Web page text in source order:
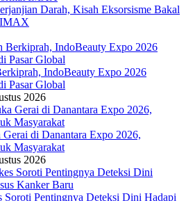
Darah, Kisah Eksorsisme Bakal
IMAX
IndoBeauty Expo 2026
Pasar Global
2026
di Danantara Expo 2026,
Masyarakat
2026
Soroti Pentingnya Deteksi Dini Hadapi